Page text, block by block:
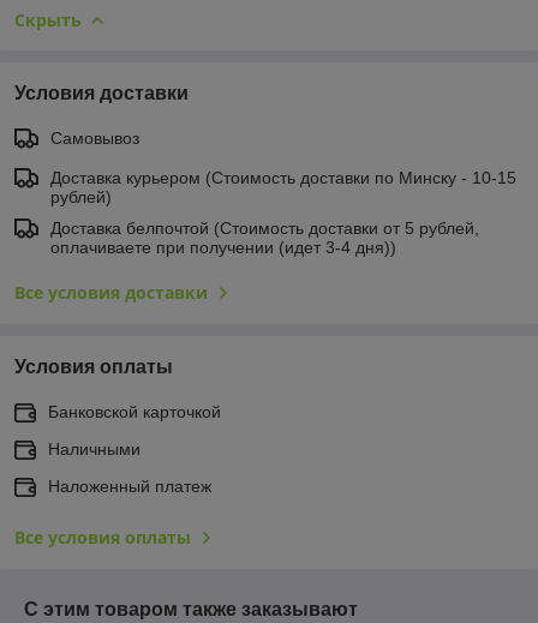
Скрыть
Условия доставки
Самовывоз
Доставка курьером (Стоимость доставки по Минску - 10-15
рублей)
Доставка белпочтой (Стоимость доставки от 5 рублей,
оплачиваете при получении (идет 3-4 дня))
Все условия доставки
Условия оплаты
Банковской карточкой
Наличными
Наложенный платеж
Все условия оплаты
С этим товаром также заказывают